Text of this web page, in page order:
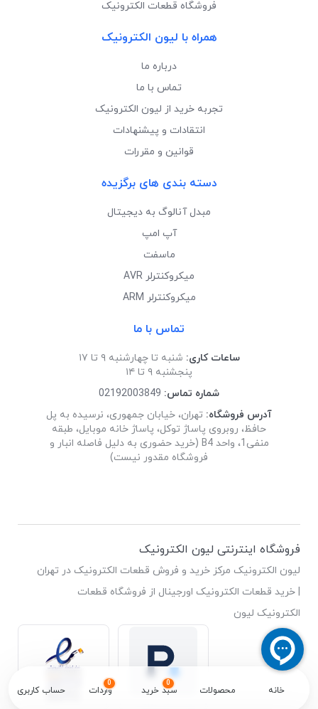
خانه محصولات
0
سبد خرید
0
واردات حساب کاربری
فروشگاه قطعات الکترونیک
همراه با لیون الکترونیک
درباره ما
تماس با ما
تجربه خرید از لیون الکترونیک
انتقادات و پیشنهادات
قوانین و مقررات
دسته بندی های برگزیده
مبدل آنالوگ به دیجیتال
آپ امپ
ماسفت
میکروکنترلر AVR
میکروکنترلر ARM
تماس با ما
ساعات کاری: شنبه تا چهارشنبه ۹ تا ۱۷
پنجشنبه ۹ تا ۱۴
شماره تماس: 02192003849
آدرس فروشگاه: تهران، خیابان جمهوری، نرسیده به پل
حافظ، روبروی پاساژ توکل، پاساژ خانه موبایل، طبقه
منفی1، واحد B4 (خرید حضوری به دلیل فاصله انبار و
فروشگاه مقدور نیست)
فروشگاه اینترنتی لیون الکترونیک
لیون الکترونیک مرکز خرید و فروش قطعات الکترونیک در تهران
| خرید قطعات الکترونیک اورجینال از فروشگاه قطعات
الکترونیک لیون